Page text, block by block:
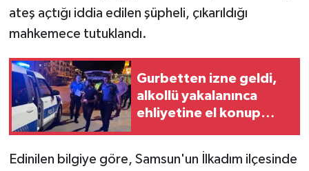
ateş açtığı iddia edilen şüpheli, çıkarıldığı
mahkemece tutuklandı.
Gurbetten izne geldi,
alkollü yakalanınca
ehliyetine el konup
Edinilen bilgiye göre, Samsun'un İlkadım ilçesinde